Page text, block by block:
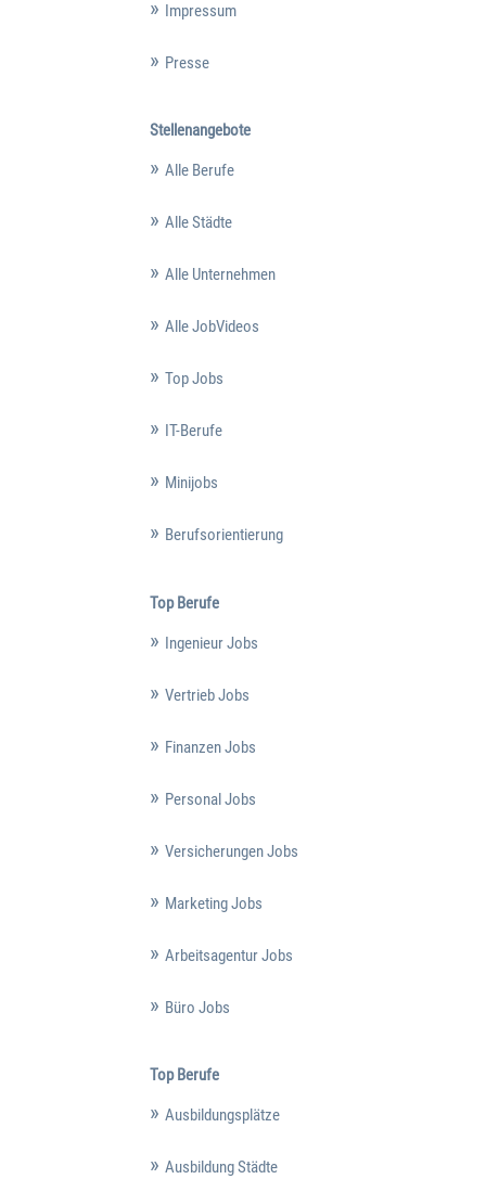
Impressum
Presse
Stellenangebote
Alle Berufe
Alle Städte
Alle Unternehmen
Alle JobVideos
Top Jobs
IT-Berufe
Minijobs
Berufsorientierung
Top Berufe
Ingenieur Jobs
Vertrieb Jobs
Finanzen Jobs
Personal Jobs
Versicherungen Jobs
Marketing Jobs
Arbeitsagentur Jobs
Büro Jobs
Top Berufe
Ausbildungsplätze
Ausbildung Städte